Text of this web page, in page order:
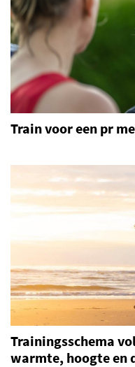
Train voor een pr
Trainingsschema
warmte, hoogte en